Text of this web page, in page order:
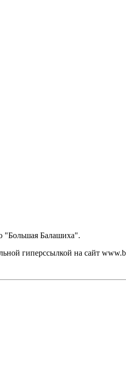
"Большая Балашиха".
гиперссылкой на сайт